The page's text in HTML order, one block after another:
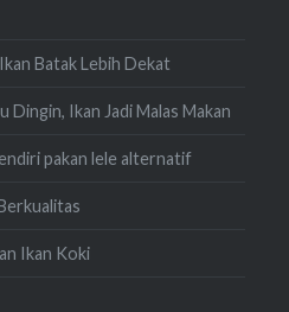
Batak Lebih Dekat
Dingin, Ikan Jadi Malas Makan
pakan lele alternatif
Ikan Koki